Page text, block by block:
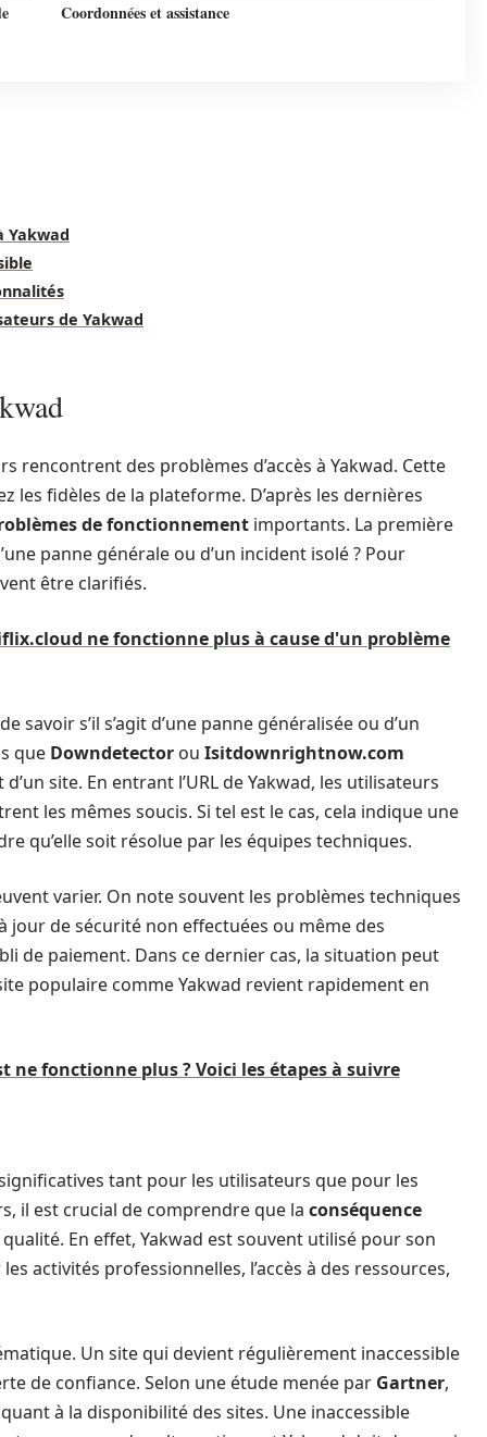
Coordonnées et assistance
Yakwad
de Yakwad
rencontrent des problèmes d’accès à Yakwad. Cette
fidèles de la plateforme. D’après les dernières
de fonctionnement importants. La première
panne générale ou d’un incident isolé ? Pour
être clarifiés.
ne fonctionne plus à cause d'un problème
savoir s’il s’agit d’une panne généralisée ou d’un
que Downdetector ou Isitdownrightnow.com
site. En entrant l’URL de Yakwad, les utilisateurs
les mêmes soucis. Si tel est le cas, cela indique une
qu’elle soit résolue par les équipes techniques.
varier. On note souvent les problèmes techniques
jour de sécurité non effectuées ou même des
de paiement. Dans ce dernier cas, la situation peut
populaire comme Yakwad revient rapidement en
ne fonctionne plus ? Voici les étapes à suivre
tant pour les utilisateurs que pour les
il est crucial de comprendre que la conséquence
En effet, Yakwad est souvent utilisé pour son
activités professionnelles, l’accès à des ressources,
Un site qui devient régulièrement inaccessible
de confiance. Selon une étude menée par Gartner,
à la disponibilité des sites. Une inaccessible